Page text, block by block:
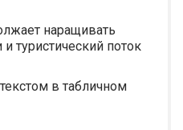
наращивать
туристический поток
в табличном